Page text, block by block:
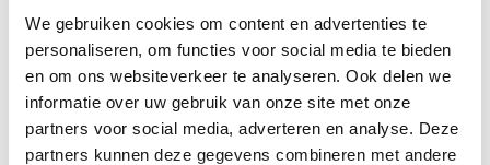
We gebruiken cookies om content en advertenties te
personaliseren, om functies voor social media te bieden
en om ons websiteverkeer te analyseren. Ook delen we
informatie over uw gebruik van onze site met onze
partners voor social media, adverteren en analyse. Deze
partners kunnen deze gegevens combineren met andere
enkele tips.
Vraag direct een kennismakingsgesprek
aan!